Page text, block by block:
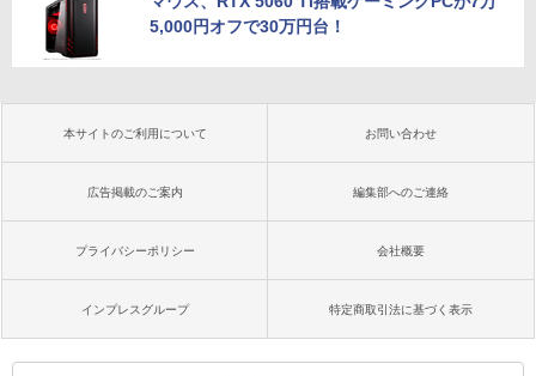
5,000円オフで30万円台！
本サイトのご利用について お問い合わせ
広告掲載のご案内 編集部へのご連絡
プライバシーポリシー 会社概要
インプレスグループ 特定商取引法に基づく表示